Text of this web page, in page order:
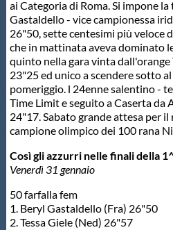
Protezione Civile
Qualità
Sostenibilità
Privacy
Cookie Policy
ai Categoria di Roma. Si impone
Gastaldello - vice campionessa
26"50, sette centesimi più veloce
che in mattinata aveva dominato
quinto nella gara vinta dall'orange
23"25 ed unico a scendere sotto
pomeriggio. l 24enne salentino -
Time Limit e seguito a Caserta da
24"17. Sabato grande attesa per
campione olimpico dei 100 rana
Così gli azzurri nelle finali della
Venerdì 31 gennaio
50 farfalla fem
1. Beryl Gastaldello (Fra) 26"50
2. Tessa Giele (Ned) 26"57